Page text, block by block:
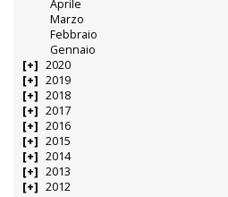
Aprile
Marzo
Febbraio
Gennaio
2020
2019
2018
2017
2016
2015
2014
2013
2012